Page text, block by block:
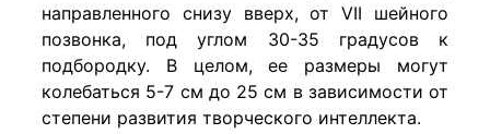
направленного снизу вверх, от VII шейного
позвонка, под углом 30-35 градусов к
подбородку. В целом, ее размеры могут
колебаться 5-7 см до 25 см в зависимости от
степени развития творческого интеллекта.